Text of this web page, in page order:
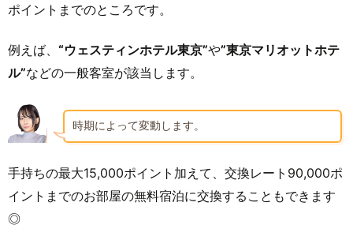
ポイントまでのところです。
例えば、 “ウェスティンホテル東京”や”東京マリオットホテ
ル”などの一般客室が該当します。
時期によって変動します。
手持ちの最大15,000ポイント加えて、交換レート90,000ポ
イントまでのお部屋の無料宿泊に交換することもできます
◎